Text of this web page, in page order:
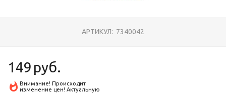
АРТИКУЛ: 7340042
149 руб.
Внимание! Происходит
изменение цен! Актуальную